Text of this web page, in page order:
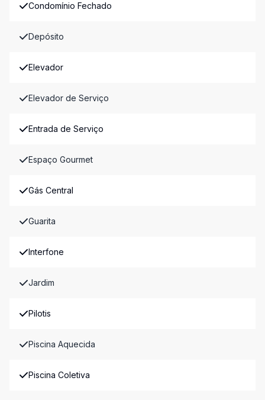
Condomínio Fechado
Depósito
Elevador
Elevador de Serviço
Entrada de Serviço
Espaço Gourmet
Gás Central
Guarita
Interfone
Jardim
Pilotis
Piscina Aquecida
Piscina Coletiva